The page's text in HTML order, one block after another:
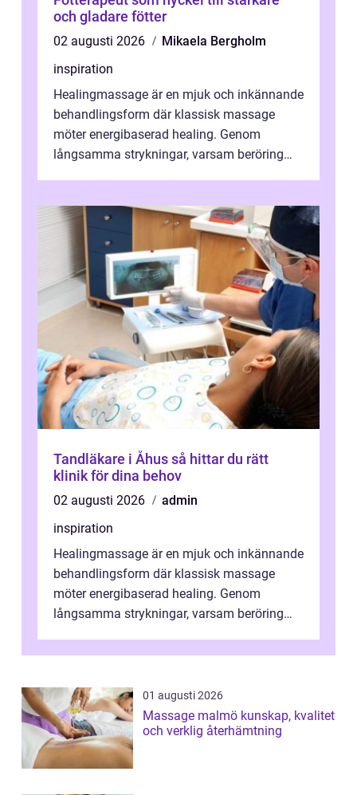
och gladare fötter
02 augusti 2026
Mikaela Bergholm
inspiration
Healingmassage är en mjuk och inkännande
behandlingsform där klassisk massage
möter energibaserad healing. Genom
långsamma strykningar, varsam beröring
Tandläkare i Åhus så hittar du rätt
klinik för dina behov
02 augusti 2026
admin
inspiration
Healingmassage är en mjuk och inkännande
behandlingsform där klassisk massage
möter energibaserad healing. Genom
långsamma strykningar, varsam beröring
nervsys...
01 augusti 2026
Massage malmö kunskap, kvalitet
och verklig återhämtning